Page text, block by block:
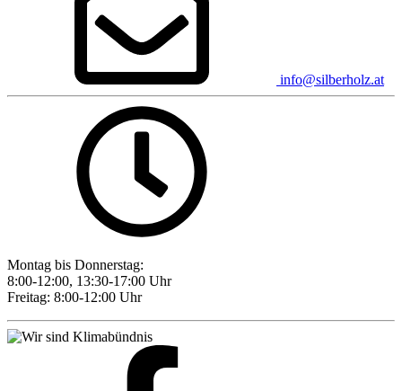
info@silberholz.at
Montag bis Donnerstag:
8:00-12:00, 13:30-17:00 Uhr
Freitag: 8:00-12:00 Uhr